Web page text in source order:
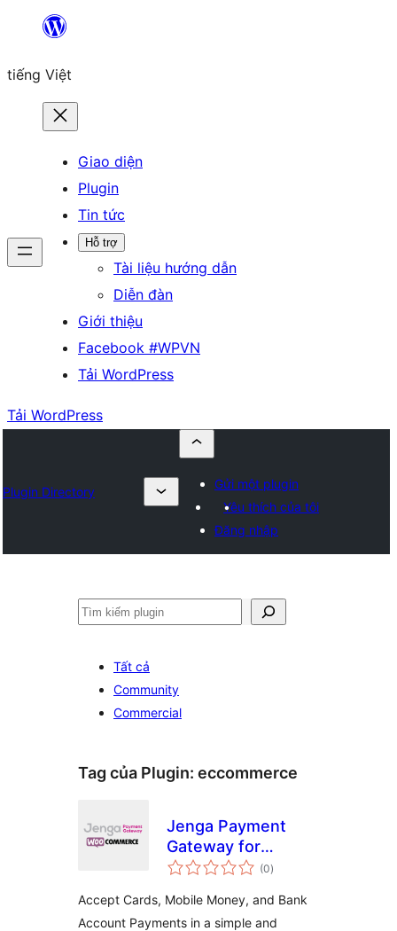
Chuyển
phần
tiếng Việt
Giao diện
Plugin
Tin tức
Hỗ trợ
Tài liệu hướng dẫn
Diễn đàn
Giới thiệu
Facebook #WPVN
Tải WordPress
Tải WordPress
Plugin Directory
Gửi một plugin
Yêu thích của tôi
Đăng nhập
Tìm
Tất cả
Community
Commercial
Tag của Plugin: eccommerce
Jenga Payment
Gateway for
WooCommerce
(0tổng
đánh
)
Accept Cards, Mobile Money, and Bank
Account Payments in a simple and